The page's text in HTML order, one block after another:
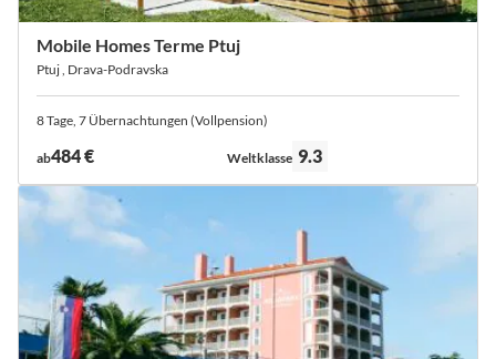
Mobile Homes Terme Ptuj
Ptuj , Drava-Podravska
8 Tage, 7 Übernachtungen (Vollpension)
ab484 € Bewertung:
Weltklasse 9.3